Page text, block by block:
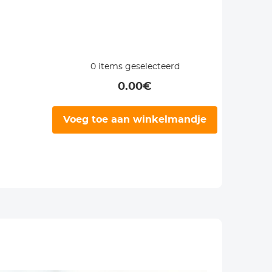
0items geselecteerd
0.00€
Voeg toe aan winkelmandje